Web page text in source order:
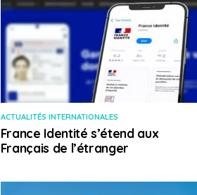
ACTUALITÉS INTERNATIONALES
France Identité s’étend aux
Français de l’étranger